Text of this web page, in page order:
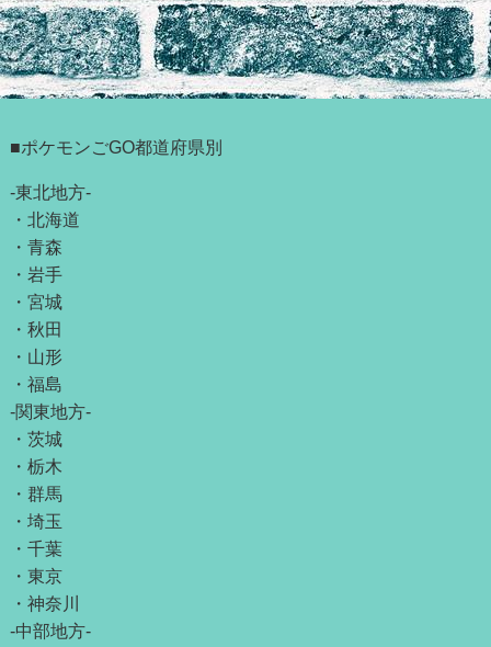
■ポケモンごGO都道府県別
-東北地方-
・ 北海道
・ 青森
・ 岩手
・ 宮城
・ 秋田
・ 山形
・ 福島
-関東地方-
・ 茨城
・ 栃木
・ 群馬
・ 埼玉
・ 千葉
・ 東京
・ 神奈川
-中部地方-